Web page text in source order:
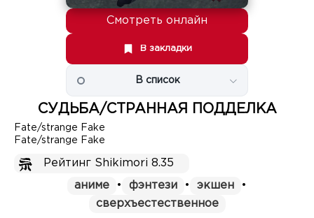
Смотреть онлайн
В закладки
В список
СУДЬБА/СТРАННАЯ ПОДДЕЛКА
Fate/strange Fake
Fate/strange Fake
Рейтинг Shikimori 8.35
аниме • фэнтези • экшен
•
сверхъестественное